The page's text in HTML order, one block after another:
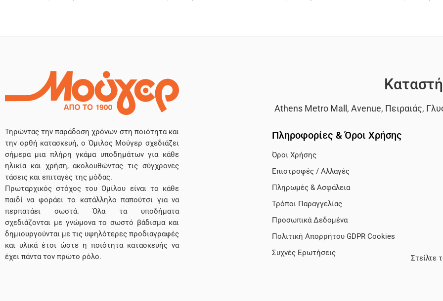
Τηρώντας την παράδοση χρόνων στη ποιότητα και
την ορθή κατασκευή, ο Όμιλος Μούγερ σχεδιάζει
σήμερα μια πλήρη γκάμα υποδημάτων για κάθε
ηλικία και χρήση, ακολουθώντας τις σύγχρονες
τάσεις και επιταγές της μόδας.
Πρωταρχικός στόχος του Ομίλου είναι το κάθε
παιδί να φοράει το κατάλληλο παπούτσι για να
περπατάει σωστά. Όλα τα υποδήματα
σχεδιάζονται με γνώμονα το σωστό βάδισμα και
δημιουργούνται με τις υψηλότερες προδιαγραφές
και υλικά έτσι ώστε η ποιότητα κατασκευής να
έχει πάντα τον πρώτο ρόλο.
Athens Metro Mall, Avenue, Πειραιάς,
Πληροφορίες & Όροι Χρήσης
Όροι Χρήσης
Επιστροφές / Αλλαγές
Πληρωμές & Ασφάλεια
Τρόποι Παραγγελίας
Προσωπικά Δεδομένα
Πολιτική Απορρήτου GDPR Cookies
Συχνές Ερωτήσεις
Στείλτε